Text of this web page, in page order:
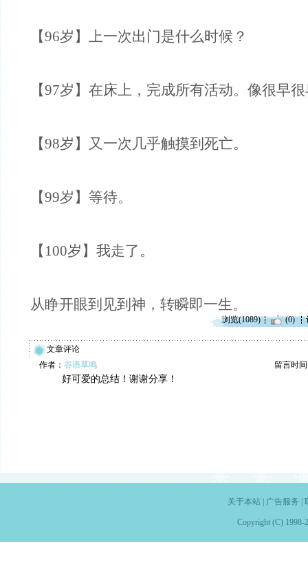
【96岁】上一次出门是什么时候？
【97岁】在床上，完成所有活动。像很早
【98岁】又一次几乎触摸到死亡。
【99岁】等待。
【100岁】我走了。
从睁开眼到见到神，转瞬即一生。
浏览(1089) (0)
文章评论
作者： 谷语草鸣 留言时间
好可爱的总结！谢谢分享！
关于本站| 广告服务
Copyright (C) 1998-